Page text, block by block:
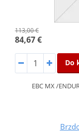
113,00 €
84,67 €
Do
EBC MX /